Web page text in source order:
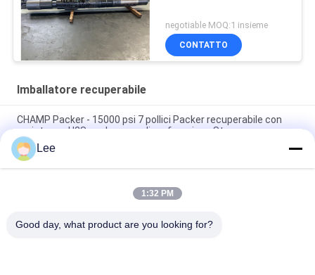
negotiable MOQ:1 insieme
CONTATTO
Imballatore recuperabile
CHAMP Packer - 15000 psi 7 pollici Packer recuperabile con
resistenza H2S per la prova di perforazione Stem
Operatore di prova di pozzo, trivellatore di prova di fusto,
imballatore meccanico, 15000 psi
Imballaggio meccanico recuperabile / RTTS 10000psi
Lee
1:32 PM
Good day, what product are you looking for?